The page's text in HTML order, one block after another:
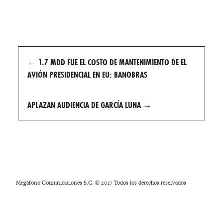
Post
navigation
← 1.7 MDD FUE EL COSTO DE MANTENIMIENTO DE EL
AVIÓN PRESIDENCIAL EN EU: BANOBRAS
APLAZAN AUDIENCIA DE GARCÍA LUNA →
Megáfono Comunicaciones S.C. © 2017 Todos los derechos reservados